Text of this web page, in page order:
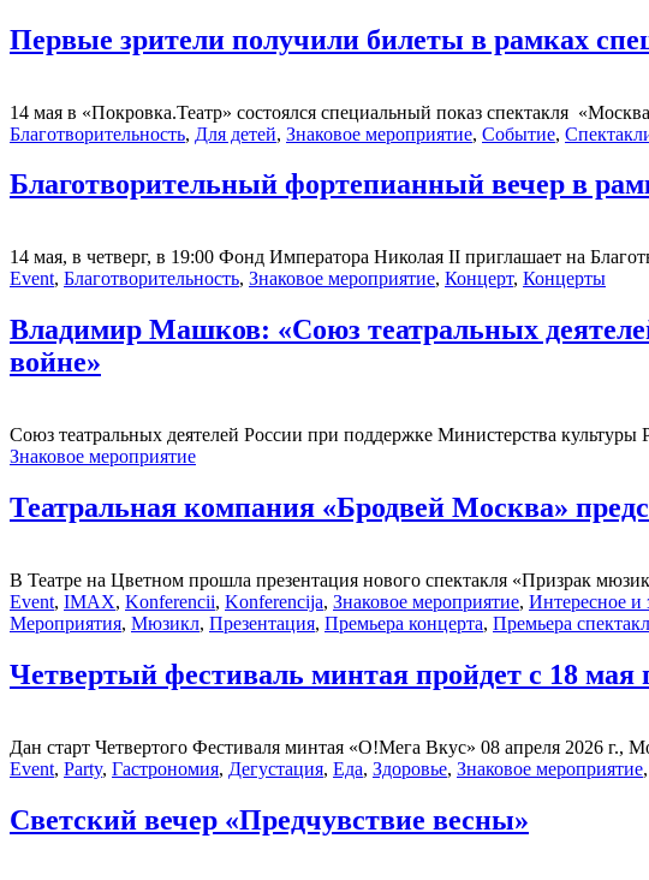
Первые зрители получили билеты в рамках
14 мая в «Покровка.Театр» состоялся специальный показ спектакля
Благотворительность, Для детей, Знаковое мероприятие, Событие,
Благотворительный фортепианный вечер
14 мая, в четверг, в 19:00 Фонд Императора Николая II приглашает на
Event, Благотворительность, Знаковое мероприятие, Концерт, Концерты
Владимир Машков: «Союз театральных
войне»
Союз театральных деятелей России при поддержке Министерства
Знаковое мероприятие
Театральная компания «Бродвей Москва»
В Театре на Цветном прошла презентация нового спектакля «Призрак
Event, IMAX, Konferencii, Konferencija, Знаковое мероприятие, Интересное и
Мероприятия, Мюзикл, Презентация, Премьера концерта, Премьера
Четвертый фестиваль минтая пройдет с 18 мая
Дан старт Четвертого Фестиваля минтая «О!Мега Вкус» 08 апреля 2026
Event, Party, Гастрономия, Дегустация, Еда, Здоровье, Знаковое мероприятие,
Светский вечер «Предчувствие весны»